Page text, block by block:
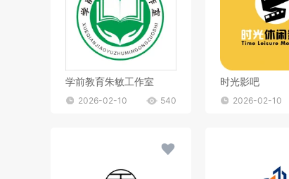
学前教育朱敏工作室
2026-02-10 540
时光影吧
2026-02-10